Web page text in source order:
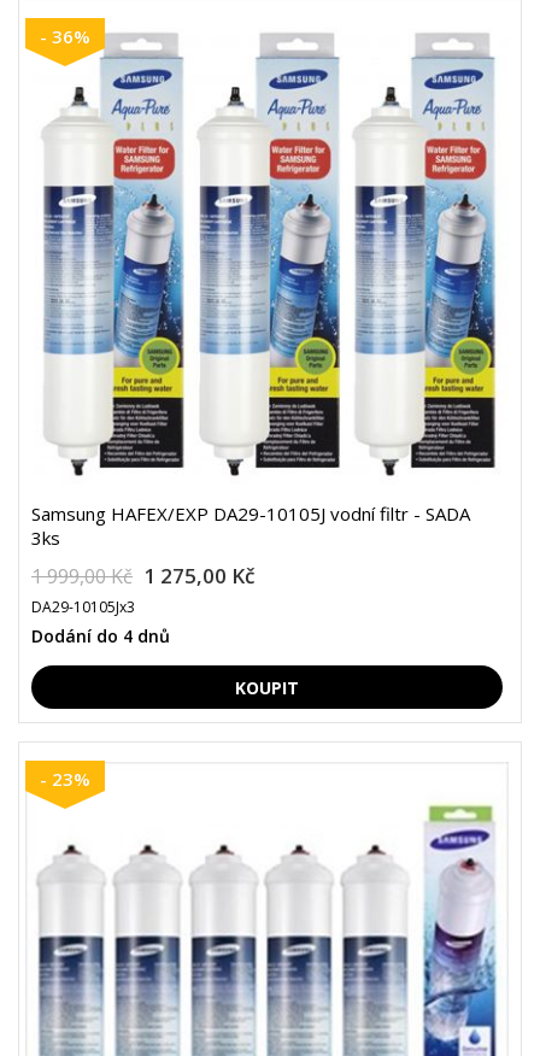
- 36%
Samsung HAFEX/EXP DA29-10105J vodní filtr - SADA
3ks
1 999,00 Kč 1 275,00 Kč
DA29-10105Jx3
Dodání do 4 dnů
- 23%